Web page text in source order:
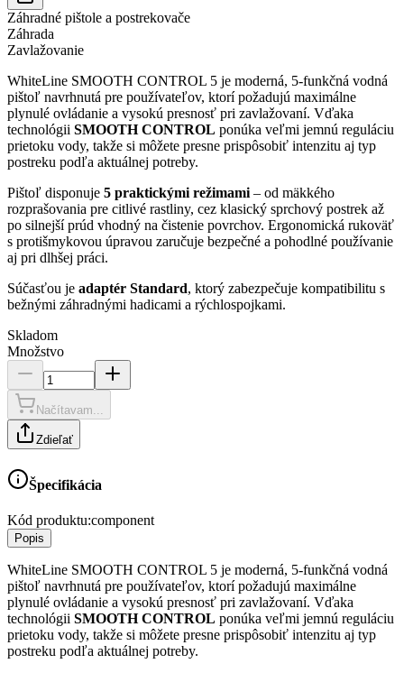
Záhradné pištole a postrekovače
Záhrada
Zavlažovanie
WhiteLine SMOOTH CONTROL 5 je moderná, 5-funkčná vodná
pištoľ navrhnutá pre používateľov, ktorí požadujú maximálne
plynulé ovládanie a vysokú presnosť pri zavlažovaní. Vďaka
technológii SMOOTH CONTROL ponúka veľmi jemnú reguláciu
prietoku vody, takže si môžete presne prispôsobiť intenzitu aj typ
postreku podľa aktuálnej potreby.
Pištoľ disponuje 5 praktickými režimami – od mäkkého
rozprašovania pre citlivé rastliny, cez klasický sprchový postrek až
po silnejší prúd vhodný na čistenie povrchov. Ergonomická rukoväť
s protišmykovou úpravou zaručuje bezpečné a pohodlné používanie
aj pri dlhšej práci.
Súčasťou je adaptér Standard, ktorý zabezpečuje kompatibilitu s
bežnými záhradnými hadicami a rýchlospojkami.
Skladom
Množstvo
Načítavam...
Zdieľať
Špecifikácia
Kód produktu:component
Popis
WhiteLine SMOOTH CONTROL 5 je moderná, 5-funkčná vodná
pištoľ navrhnutá pre používateľov, ktorí požadujú maximálne
plynulé ovládanie a vysokú presnosť pri zavlažovaní. Vďaka
technológii SMOOTH CONTROL ponúka veľmi jemnú reguláciu
prietoku vody, takže si môžete presne prispôsobiť intenzitu aj typ
postreku podľa aktuálnej potreby.